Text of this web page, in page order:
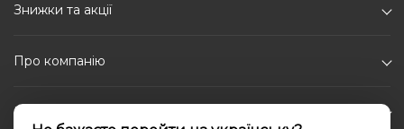
Знижки та акції
Про компанію
Каталог